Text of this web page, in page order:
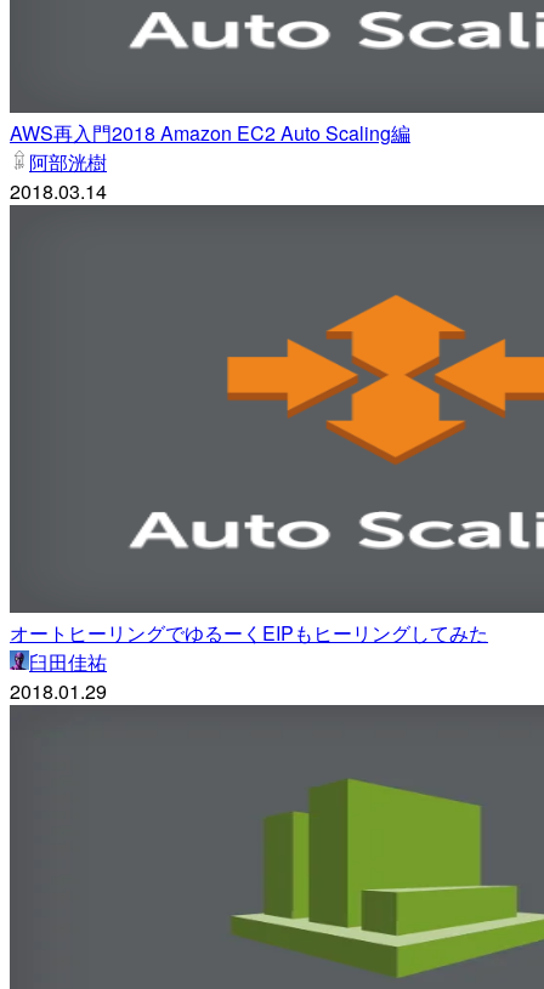
AWS再入門2018 Amazon EC2 Auto Scaling編
阿部洸樹
2018.03.14
オートヒーリングでゆるーくEIPもヒーリングしてみた
臼田佳祐
2018.01.29